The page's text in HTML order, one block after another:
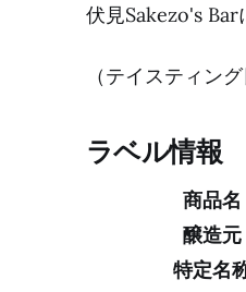
伏見Sakezo's Bar
（テイスティン
ラベル情報
商品名
醸造元
特定名